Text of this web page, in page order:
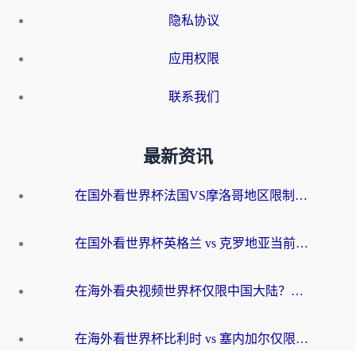
隐私协议
应用权限
联系我们
最新资讯
在国外看世界杯法国VS摩洛哥地区限制？这篇指南让你流畅看中文解说无压力
在国外看世界杯英格兰 vs 克罗地亚当前地区不可播放？这篇指南帮你搞定所有海外观赛难题
在海外看央视频世界杯仅限中国大陆？这篇指南帮你解锁中文解说+无卡顿直播
在海外看世界杯比利时 vs 塞内加尔仅限中国大陆？我找到了最流畅的中文解说之路